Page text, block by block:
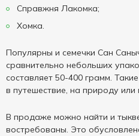
Справжня Лакомка;
Хомка.
Популярны и семечки Сан
сравнительно небольших
составляет 50-400 грамм.
в путешествие, на природу или
В продаже можно найти и
востребованы. Это